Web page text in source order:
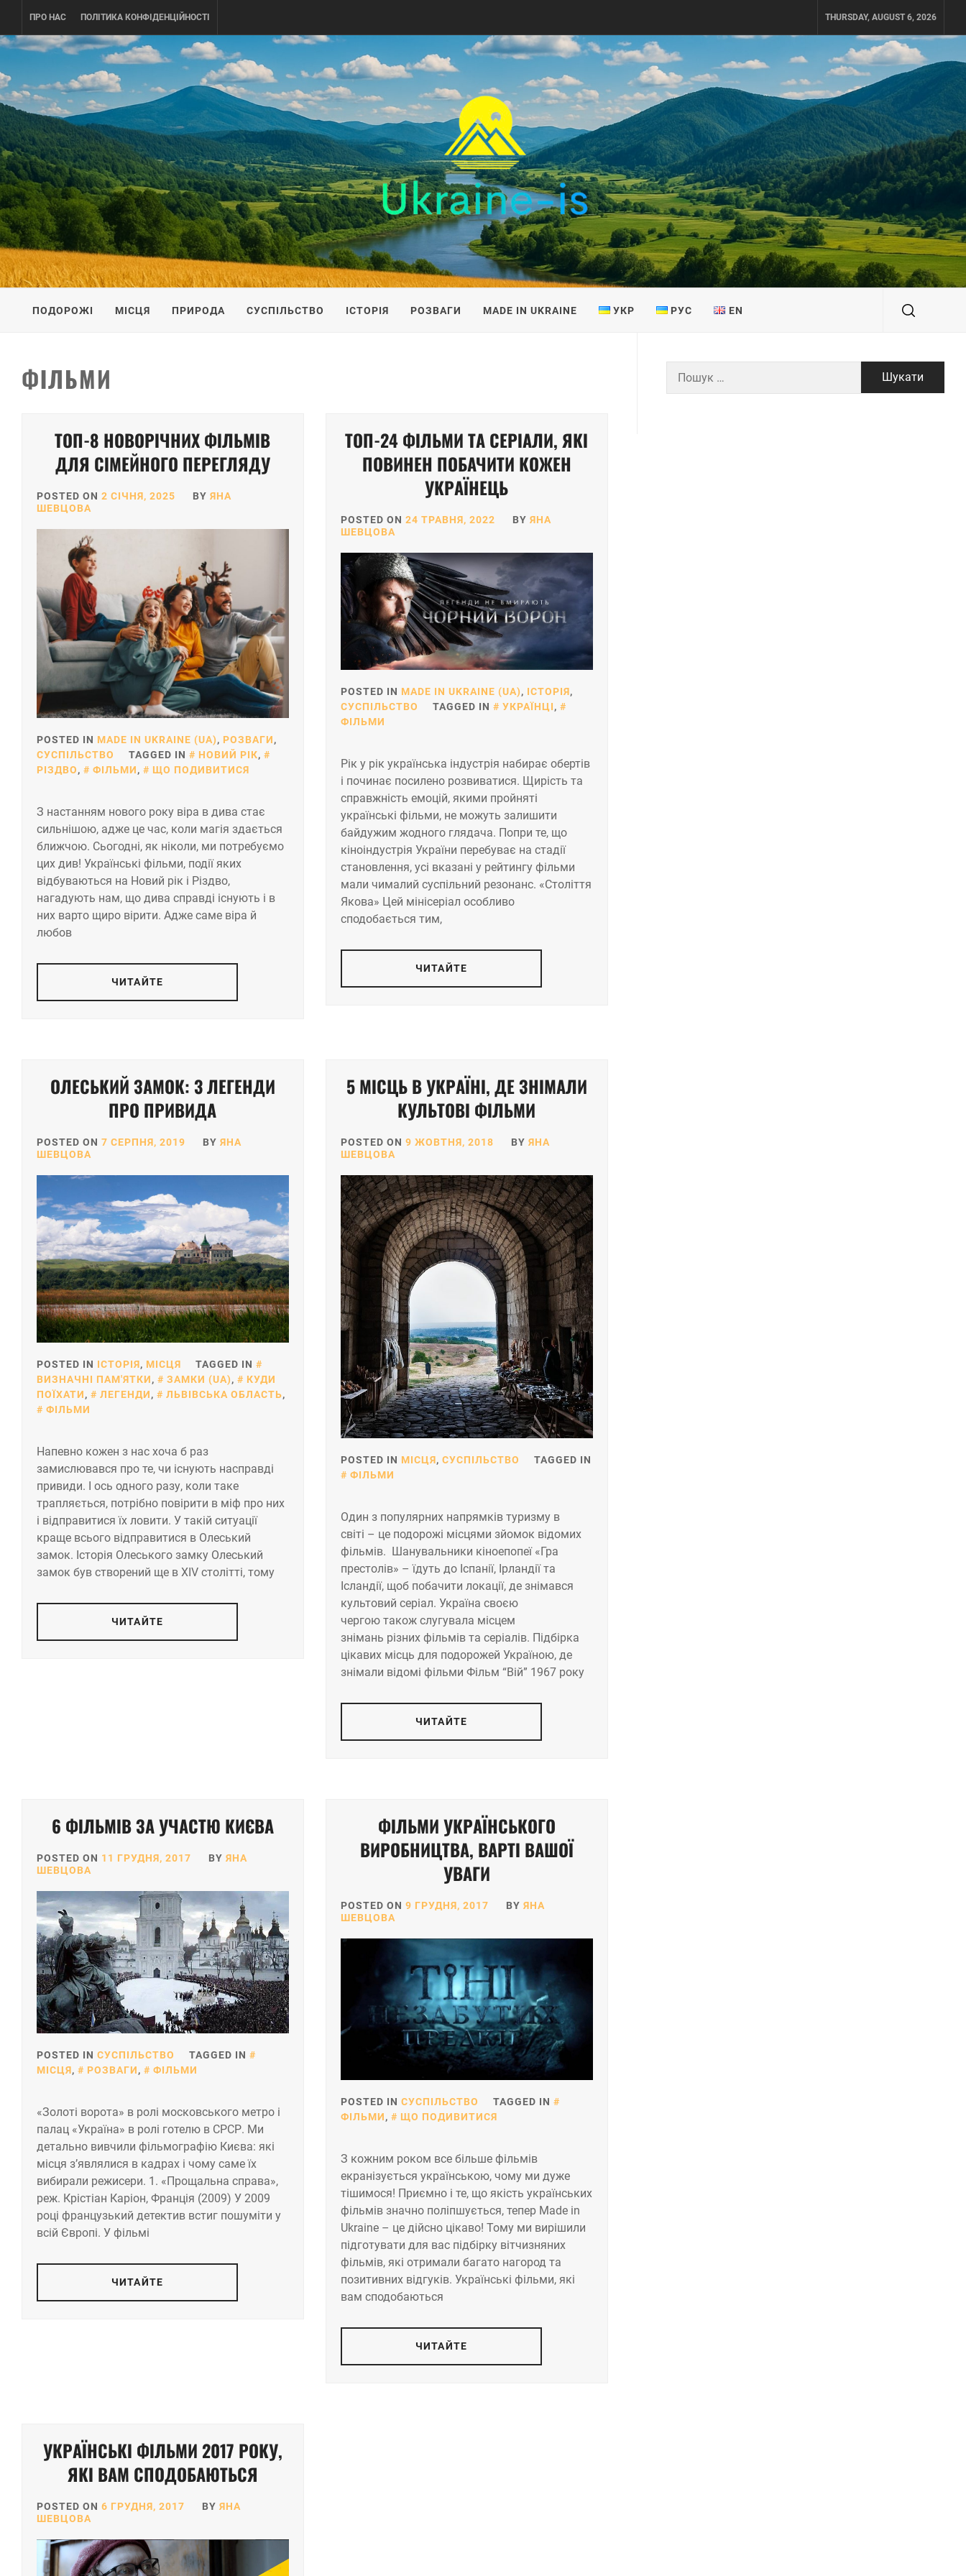
content
ПРО НАС ПОЛІТИКА КОНФІДЕНЦІЙНОСТІ THURSDAY, AUGUST 6, 2026
UKRAINE-IS
ПОДОРОЖI ПО УКРАЇНІ
ПОДОРОЖІ МІСЦЯ ПРИРОДА СУСПІЛЬСТВО ІСТОРІЯ РОЗВАГИ MADE IN UKRAINE УКР РУС EN
ФІЛЬМИ
ТОП-8 НОВОРІЧНИХ ФІЛЬМІВ
ДЛЯ СІМЕЙНОГО ПЕРЕГЛЯДУ
POSTED ON 2 СІЧНЯ, 2025 BY ЯНА
ШЕВЦОВА
POSTED IN MADE IN UKRAINE (UA), РОЗВАГИ,
СУСПІЛЬСТВО
TAGGED IN НОВИЙ РІК,
РІЗДВО, ФІЛЬМИ, ЩО ПОДИВИТИСЯ
З настанням нового року віра в дива стає
сильнішою, адже це час, коли магія здається
ближчою. Сьогодні, як ніколи, ми потребуємо
цих див! Українські фільми, події яких
відбуваються на Новий рік і Різдво,
нагадують нам, що дива справді існують і в
них варто щиро вірити. Адже саме віра й
любов
ЧИТАЙТЕ
ТОП-24 ФІЛЬМИ ТА СЕРІАЛИ, ЯКІ
ПОВИНЕН ПОБАЧИТИ КОЖЕН
УКРАЇНЕЦЬ
POSTED ON 24 ТРАВНЯ, 2022 BY ЯНА
ШЕВЦОВА
POSTED IN MADE IN UKRAINE (UA), ІСТОРІЯ,
СУСПІЛЬСТВО
TAGGED IN УКРАЇНЦІ,
ФІЛЬМИ
Рік у рік українська індустрія набирає обертів
і починає посилено розвиватися. Щирість та
справжність емоцій, якими пройняті
українські фільми, не можуть залишити
байдужим жодного глядача. Попри те, що
кіноіндустрія України перебуває на стадії
становлення, усі вказані у рейтингу фільми
мали чималий суспільний резонанс. «Століття
Яĸова» Цей мінісеріал особливо
сподобається тим,
ЧИТАЙТЕ
ОЛЕСЬКИЙ ЗАМОК: 3 ЛЕГЕНДИ
ПРО ПРИВИДА
POSTED ON 7 СЕРПНЯ, 2019 BY ЯНА
ШЕВЦОВА
POSTED IN ІСТОРІЯ, МІСЦЯ
TAGGED IN
ВИЗНАЧНІ ПАМ'ЯТКИ, ЗАМКИ (UA),
КУДИ
ПОЇХАТИ, ЛЕГЕНДИ, ЛЬВІВСЬКА ОБЛАСТЬ,
ФІЛЬМИ
Напевно кожен з нас хоча б раз
замислювався про те, чи існують насправді
привиди. І ось одного разу, коли таке
трапляється, потрібно повірити в міф про них
і відправитися їх ловити. У такій ситуації
краще всього відправитися в Олеський
замок. Історія Олеського замку Олеський
замок був створений ще в XIV столітті, тому
ЧИТАЙТЕ
5 МІСЦЬ В УКРАЇНІ, ДЕ ЗНІМАЛИ
КУЛЬТОВІ ФІЛЬМИ
POSTED ON 9 ЖОВТНЯ, 2018 BY ЯНА
ШЕВЦОВА
POSTED IN МІСЦЯ, СУСПІЛЬСТВО
TAGGED IN
ФІЛЬМИ
Один з популярних напрямків туризму в
світі – це подорожі місцями зйомок відомих
фільмів. Шанувальники кіноепопеї «Гра
престолів» – їдуть до Іспанії, Ірландії та
Ісландії, щоб побачити локації, де знімався
культовий серіал. Україна своєю
чергою також слугувала місцем
знімань різних фільмів та серіалів. Підбірка
цікавих місць для подорожей Україною, де
знімали відомі фільми Фільм “Вій” 1967 року
ЧИТАЙТЕ
6 ФІЛЬМІВ ЗА УЧАСТЮ КИЄВА
POSTED ON 11 ГРУДНЯ, 2017 BY ЯНА
ШЕВЦОВА
POSTED IN СУСПІЛЬСТВО
TAGGED IN
МІСЦЯ, РОЗВАГИ, ФІЛЬМИ
«Золоті ворота» в ролі московського метро і
палац «Україна» в ролі готелю в СРСР. Ми
детально вивчили фільмографію Києва: які
місця з’являлися в кадрах і чому саме їх
вибирали режисери. 1. «Прощальна справа»,
реж. Крістіан Каріон, Франція (2009) У 2009
році французький детектив встиг пошуміти у
всій Європі. У фільмі
ЧИТАЙТЕ
ФІЛЬМИ УКРАЇНСЬКОГО
ВИРОБНИЦТВА, ВАРТІ ВАШОЇ
УВАГИ
POSTED ON 9 ГРУДНЯ, 2017 BY ЯНА
ШЕВЦОВА
POSTED IN СУСПІЛЬСТВО
TAGGED IN
ФІЛЬМИ, ЩО ПОДИВИТИСЯ
З кожним роком все більше фільмів
екранізується українською, чому ми дуже
тішимося! Приємно і те, що якість українських
фільмів значно поліпшується, тепер Made in
Ukraine – це дійсно цікаво! Тому ми вирішили
підготувати для вас підбірку вітчизняних
фільмів, які отримали багато нагород та
позитивних відгуків. Українські фільми, які
вам сподобаються
ЧИТАЙТЕ
УКРАЇНСЬКІ ФІЛЬМИ 2017 РОКУ,
ЯКІ ВАМ СПОДОБАЮТЬСЯ
POSTED ON 6 ГРУДНЯ, 2017 BY ЯНА
ШЕВЦОВА